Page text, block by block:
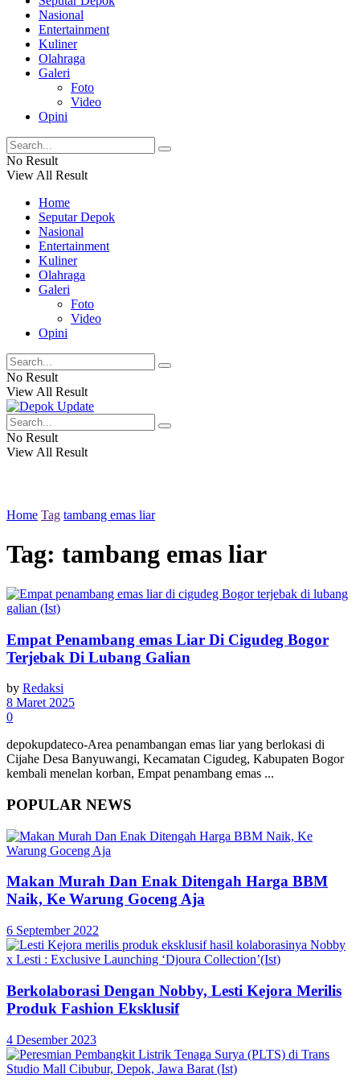
Nasional
Entertainment
Kuliner
Olahraga
Galeri
Foto
Video
Opini
No Result
View All Result
Home
Seputar Depok
Nasional
Entertainment
Kuliner
Olahraga
Galeri
Foto
Video
Opini
No Result
View All Result
No Result
View All Result
Home Tag tambang emas liar
Tag: tambang emas liar
Empat Penambang emas Liar Di Cigudeg Bogor
Terjebak Di Lubang Galian
by Redaksi
8 Maret 2025
0
depokupdateco-Area penambangan emas liar yang berlokasi di
Cijahe Desa Banyuwangi, Kecamatan Cigudeg, Kabupaten Bogor
kembali menelan korban, Empat penambang emas ...
POPULAR NEWS
Makan Murah Dan Enak Ditengah Harga BBM
Naik, Ke Warung Goceng Aja
6 September 2022
Berkolaborasi Dengan Nobby, Lesti Kejora Merilis
Produk Fashion Eksklusif
4 Desember 2023